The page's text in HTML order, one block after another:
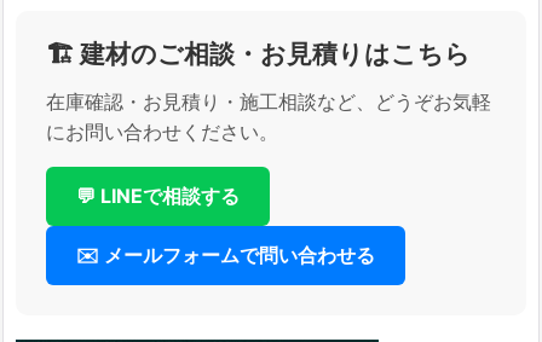
🏗️ 建材のご相談・お見積りはこちら
在庫確認・お見積り・施工相談など、どうぞお気軽
にお問い合わせください。
💬 LINEで相談する
✉️ メールフォームで問い合わせる